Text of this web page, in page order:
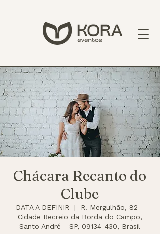
Chácara Recanto do
Clube
DATA A DEFINIR
  |
R. Mergulhão, 82 -
Cidade Recreio da Borda do Campo,
Santo André - SP, 09134-430, Brasil